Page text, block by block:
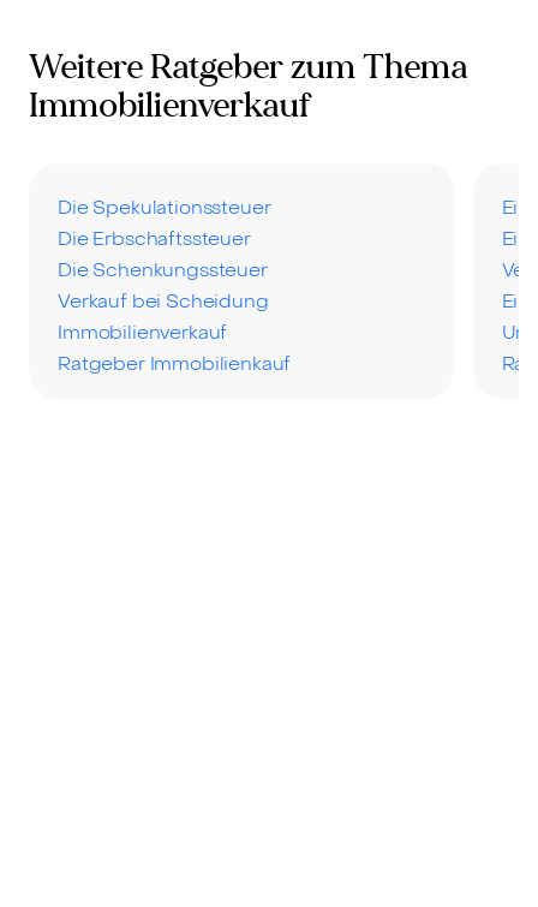
Weitere Ratgeber zum Thema
Immobilienverkauf
Die Spekulationssteuer
Die Erbschaftssteuer
Die Schenkungssteuer
Verkauf bei Scheidung
Immobilienverkauf
Ratgeber Immobilienkauf
Ein
Ein